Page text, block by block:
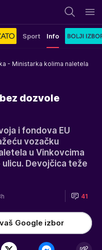
Sport Info
- Ministarka kolima naletela
dozvole
i fondova EU
vozačku
u Vinkovcima
Devojčica teže
41
Google izbor